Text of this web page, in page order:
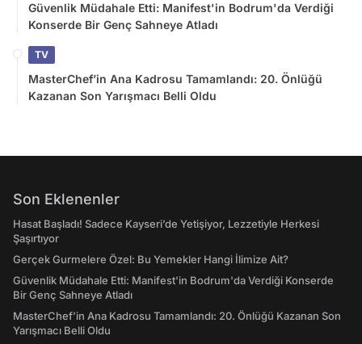
Güvenlik Müdahale Etti: Manifest'in Bodrum'da Verdiği
Konserde Bir Genç Sahneye Atladı
TV
MasterChef’in Ana Kadrosu Tamamlandı: 20. Önlüğü
Kazanan Son Yarışmacı Belli Oldu
Son Eklenenler
Hasat Başladı! Sadece Kayseri’de Yetişiyor, Lezzetiyle Herkesi
Şaşırtıyor
Gerçek Gurmelere Özel: Bu Yemekler Hangi İlimize Ait?
Güvenlik Müdahale Etti: Manifest'in Bodrum'da Verdiği Konserde
Bir Genç Sahneye Atladı
MasterChef’in Ana Kadrosu Tamamlandı: 20. Önlüğü Kazanan Son
Yarışmacı Belli Oldu